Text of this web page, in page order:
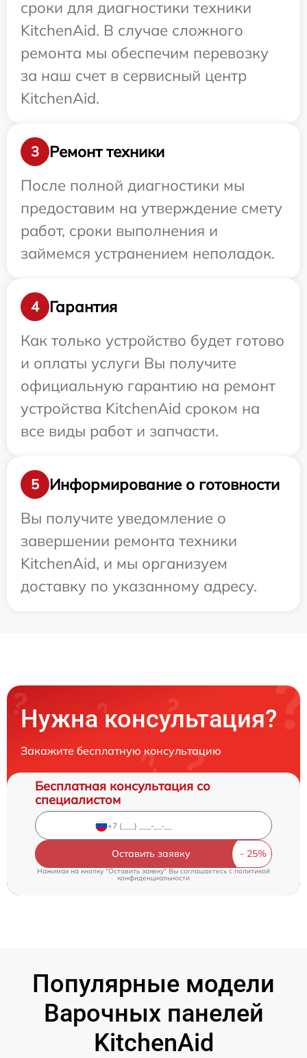
сроки для диагностики техники
KitchenAid. В случае сложного
ремонта мы обеспечим перевозку
за наш счет в сервисный центр
KitchenAid.
3
Ремонт техники
После полной диагностики мы
предоставим на утверждение смету
работ, сроки выполнения и
займемся устранением неполадок.
4
Гарантия
Как только устройство будет готово
и оплаты услуги Вы получите
официальную гарантию на ремонт
устройства KitchenAid сроком на
все виды работ и запчасти.
5
Информирование о готовности
Вы получите уведомление о
завершении ремонта техники
KitchenAid, и мы организуем
доставку по указанному адресу.
Нужна консультация?
Закажите бесплатную консультацию
Бесплатная консультация со
специалистом
Оставить заявку
Нажимая на кнопку "Оставить заявку" Вы соглашаетесь cполитикой
конфиденциальности
Популярные модели
Варочных панелей
KitchenAid